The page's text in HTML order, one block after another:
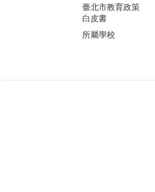
臺北市教育政策
白皮書
所屬學校